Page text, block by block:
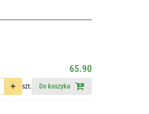
65.90
szt. Do koszyka